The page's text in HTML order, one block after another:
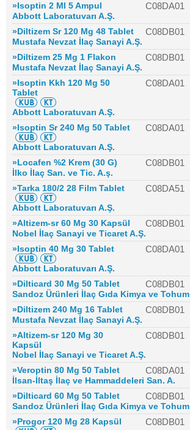
»Isoptin 2 Ml 5 Ampul
C08DA01
Abbott Laboratuvarı A.Ş.
»Diltizem Sr 120 Mg 48 Tablet
C08DB01
Mustafa Nevzat İlaç Sanayi A.Ş.
»Diltizem 25 Mg 1 Flakon
C08DB01
Mustafa Nevzat İlaç Sanayi A.Ş.
»Isoptin Kkh 120 Mg 50
Tablet
C08DA01
Abbott Laboratuvarı A.Ş.
»Isoptin Sr 240 Mg 50 Tablet
C08DA01
Abbott Laboratuvarı A.Ş.
»Locafen %2 Krem (30 G)
C08DB01
İlko İlaç San. ve Tic. A.ş.
»Tarka 180/2 28 Film Tablet
C08DA51
Abbott Laboratuvarı A.Ş.
»Altizem-sr 60 Mg 30 Kapsül
C08DB01
Nobel İlaç Sanayi ve Ticaret A.Ş.
»Isoptin 40 Mg 30 Tablet
C08DA01
Abbott Laboratuvarı A.Ş.
»Dilticard 30 Mg 50 Tablet
C08DB01
Sandoz Ürünleri İlaç Gıda Kimya ve Tohum
»Diltizem 240 Mg 16 Tablet
C08DB01
Mustafa Nevzat İlaç Sanayi A.Ş.
»Altizem-sr 120 Mg 30
Kapsül
C08DB01
Nobel İlaç Sanayi ve Ticaret A.Ş.
»Veroptin 80 Mg 50 Tablet
C08DA01
İlsan-İltaş İlaç ve Hammaddeleri San. A.
»Dilticard 60 Mg 50 Tablet
C08DB01
Sandoz Ürünleri İlaç Gıda Kimya ve Tohum
»Progor 120 Mg 28 Kapsül
C08DB01